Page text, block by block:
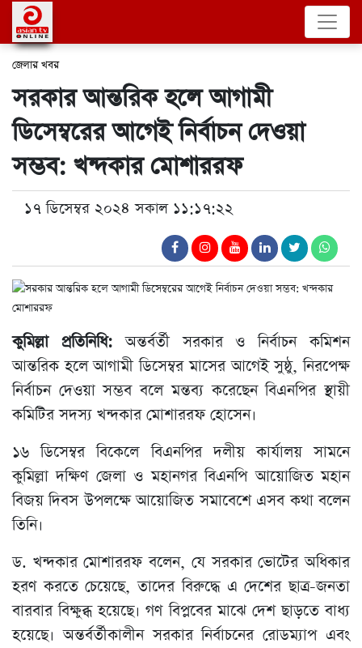
জেলার খবর
সরকার আন্তরিক হলে আগামী
ডিসেম্বরের আগেই নির্বাচন দেওয়া
সম্ভব: খন্দকার মোশাররফ
১৭ ডিসেম্বর ২০২৪ সকাল ১১:১৭:২২
কুমিল্লা প্রতিনিধি:অন্তর্বর্তী সরকার ও নির্বাচন কমিশন
আন্তরিক হলে আগামী ডিসেম্বর মাসের আগেই সুষ্ঠু, নিরপেক্ষ
নির্বাচন দেওয়া সম্ভব বলে মন্তব্য করেছেন বিএনপির স্থায়ী
কমিটির সদস্য খন্দকার মোশাররফ হোসেন।
১৬ ডিসেম্বর বিকেলে বিএনপির দলীয় কার্যালয় সামনে
কুমিল্লা দক্ষিণ জেলা ও মহানগর বিএনপি আয়োজিত মহান
বিজয় দিবস উপলক্ষে আয়োজিত সমাবেশে এসব কথা বলেন
তিনি।
ড. খন্দকার মোশাররফ বলেন, যে সরকার ভোটের অধিকার
হরণ করতে চেয়েছে, তাদের বিরুদ্ধে এ দেশের ছাত্র-জনতা
বারবার বিক্ষুব্ধ হয়েছে। গণ বিপ্লবের মাঝে দেশ ছাড়তে বাধ্য
হয়েছে। অন্তর্বর্তীকালীন সরকার নির্বাচনের রোডম্যাপ এবং